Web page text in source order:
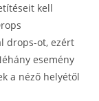
kell
drops-ot, ezért
esemény
a néző helyétől